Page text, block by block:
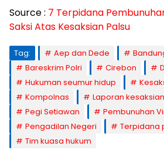
Source : 7 Terpidana
Saksi Atas Kesaksian Palsu
Tag: Aep dan Dede
Bareskrim Polri
Cirebon
Hukuman seumur hidup
Kompolnas
Laporan
Pegi Setiawan
Pembunuhan
Pengadilan Negeri
Terpidana
Tim kuasa hukum